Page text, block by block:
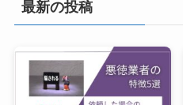
最新の投稿